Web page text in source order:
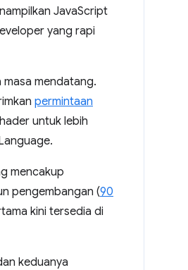
JavaScript
yang rapi
mendatang.
permintaan
untuk lebih
mencakup
pengembangan (90
kini tersedia di
keduanya